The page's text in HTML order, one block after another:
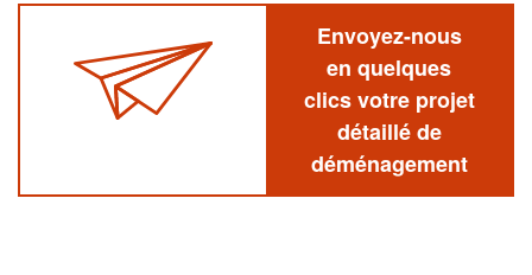
Envoyez-nous
en quelques
clics votre projet
détaillé de
déménagement